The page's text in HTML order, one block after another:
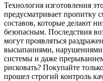
Технология изготовления
предусматривает пропитку
составов, которые делают
безопасным. Последствия
могут проявляться
высыпаниями, нарушениями
системы и даже
рисковать? Покупайте
прошел строгий контроль